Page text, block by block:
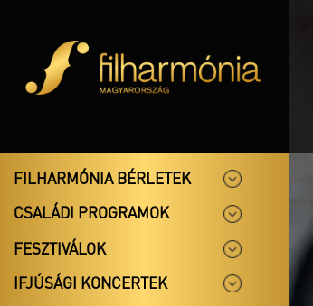
FILHARMÓNIA BÉRLETEK
CSALÁDI PROGRAMOK
FESZTIVÁLOK
IFJÚSÁGI KONCERTEK